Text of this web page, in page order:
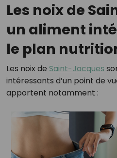
Les noix de
un aliment
le plan
Les noix de Saint-Jacques
intéressants d’un point de
apportent notamment :